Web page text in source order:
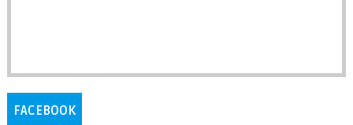
FACEBOOK